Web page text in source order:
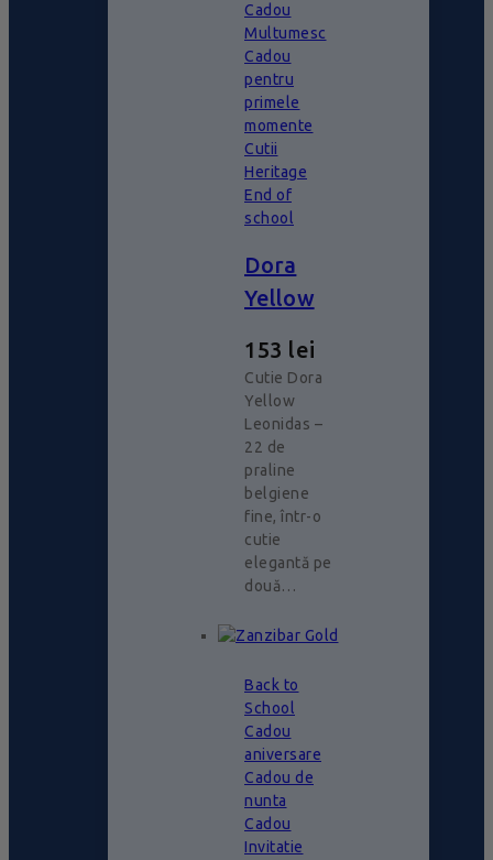
Cadou
Multumesc
Cadou
pentru
primele
momente
Cutii
Heritage
End of
school
Dora
Yellow
153 lei
Cutie Dora
Yellow
Leonidas –
22 de
praline
belgiene
fine, într-o
cutie
elegantă pe
două…
Back to
School
Cadou
aniversare
Cadou de
nunta
Cadou
Invitatie